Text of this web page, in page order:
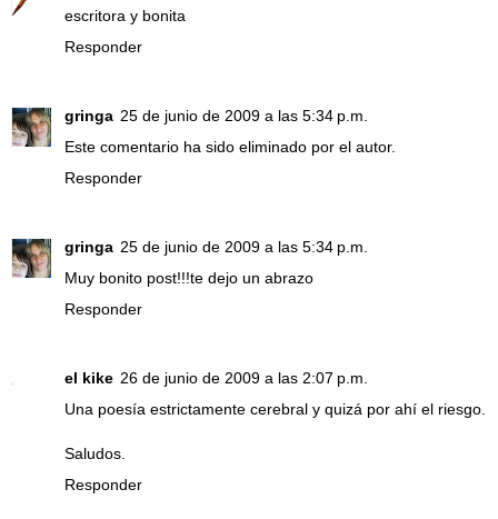
escritora y bonita
Responder
gringa 25 de junio de 2009 a las 5:34 p.m.
Este comentario ha sido eliminado por el autor.
Responder
gringa 25 de junio de 2009 a las 5:34 p.m.
Muy bonito post!!!te dejo un abrazo
Responder
el kike 26 de junio de 2009 a las 2:07 p.m.
Una poesía estrictamente cerebral y quizá por ahí el riesgo.
Saludos.
Responder